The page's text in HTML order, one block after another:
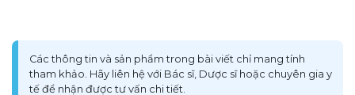
Các thông tin và sản phẩm trong bài viết chỉ mang tính
tham khảo. Hãy liên hệ với Bác sĩ, Dược sĩ hoặc chuyên gia y
tế để nhận được tư vấn chi tiết.